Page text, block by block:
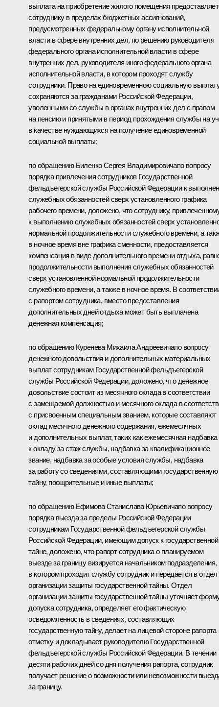
выплата на приобретение жилого помещения
сотруднику в пределах бюджетных ассигнований,
предусмотренных федеральному органу исполнительной
власти в сфере внутренних дел, по решению руководителя
федерального органа исполнительной власти в сфере
внутренних дел, руководителя иного федерального органа
исполнительной власти, в котором проходят службу
сотрудники. Право на единовременною социальную
сохраняются за гражданами Российской Федерации,
уволенными со службы в органах внутренних дел с правом
на пенсию и принятыми в период прохождения службы на
в качестве нуждающихся на получение единовременной
социальной выплаты;
по обращению Биленко Сергея Владимировичапо вопросу
порядка привлечения сотрудников Государственной
фельдъегерской службы Российской Федерации к
служебных обязанностей сверх установленного графика
рабочего времени, доложено, что сотруднику,
к выполнению служебных обязанностей сверх
нормальной продолжительности служебного времени, а
в ночное время вне графика сменности, предоставляется
компенсация в виде дополнительного времени отдыха,
продолжительности выполнения служебных обязанностей
сверх установленной нормальной продолжительности
служебного времени, а также в ночное время. В
с рапортом сотрудника, вместо предоставления
дополнительных дней отдыха может быть выплачена
денежная компенсация;
по обращению Куренева Михаила Андреевичапо вопросу
денежного довольствия и дополнительных материальных
выплат сотрудникам Государственной фельдъегерской
службы Российской Федерации, доложено, что денежное
довольствие состоит из месячного оклада в соответствии
с замещаемой должностью и месячного оклада в
с присвоенным специальным званием, которые составляют
оклад месячного денежного содержания, ежемесячных
и дополнительных выплат, таких как ежемесячная надбавка
к окладу за стаж службы, надбавка за квалификационное
звание, надбавка за особые условия службы, надбавка
за работу со сведениями, составляющими государственную
тайну, поощрительные и иные выплаты;
по обращению Ефимова Станислава Юрьевичапо вопросу
порядка выезда за пределы Российской Федерации
сотрудникам Государственной фельдъегерской службы
Российской Федерации, имеющим допуск к государственной
тайне, доложено, что рапорт сотрудника о планируемом
выезде за границу визируется начальником подразделения,
в котором проходит службу сотрудник и передается в отдел
организации защиты государственной тайны. Отдел
организации защиты государственной тайны уточняет
допуска сотрудника, определяет его фактическую
осведомленность в сведениях, составляющих
государственную тайну, делает на лицевой стороне рапорта
отметку и докладывает руководителю Государственной
фельдъегерской службы Российской Федерации. В течении
десяти рабочих дней со дня получения рапорта, сотрудник
получает решение о возможности или невозможности
за границу.